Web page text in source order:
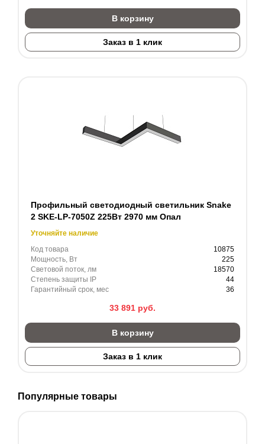
В корзину
Заказ в 1 клик
Профильный светодиодный светильник Snake
2 SKE-LP-7050Z 225Вт 2970 мм Опал
Уточняйте наличие
Код товара
10875
Мощность, Вт
225
Световой поток, лм
18570
Степень защиты IP
44
Гарантийный срок, мес
36
33 891 руб.
В корзину
Заказ в 1 клик
Популярные товары